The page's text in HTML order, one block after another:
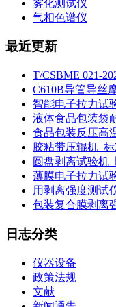
雾化测试仪
气相色谱仪
最近更新
T/CSBME 021-
C610B导管导丝
智能电子拉力试
液体食品包装袋
食品包装反压高
胶粘带压辊机_
圆盘剥离试验机
薄膜电子拉力试
用剥离强度测试
包装复合膜剥离
日志分类
仪器设备
政策法规
文献